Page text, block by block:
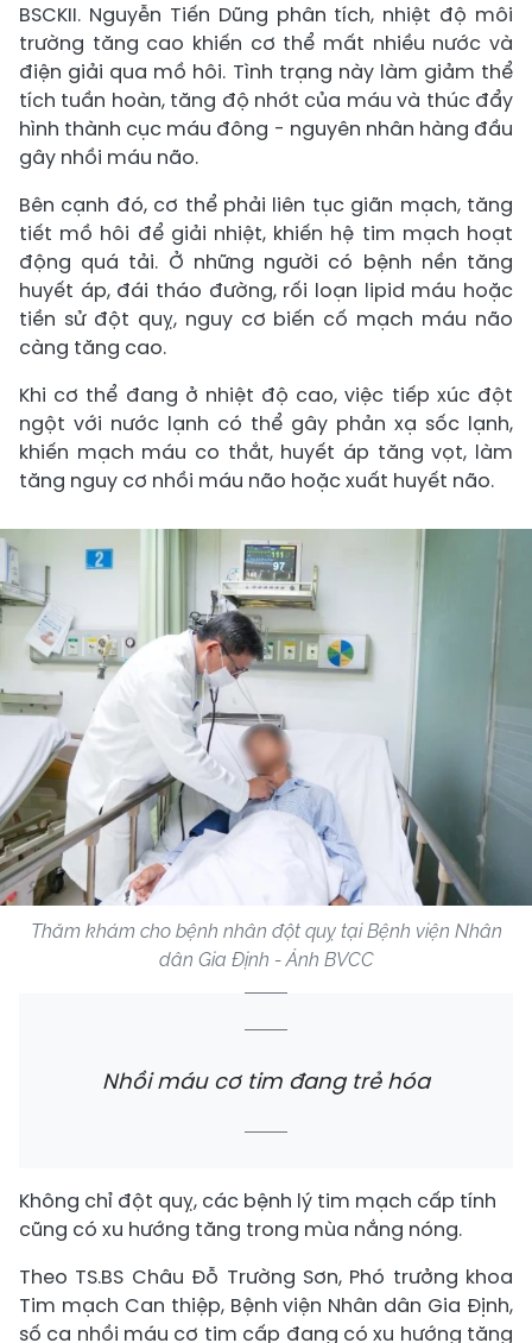
BSCKII. Nguyễn Tiến Dũng phân tích, nhiệt độ môi
trường tăng cao khiến cơ thể mất nhiều nước và
điện giải qua mồ hôi. Tình trạng này làm giảm thể
tích tuần hoàn, tăng độ nhớt của máu và thúc đẩy
hình thành cục máu đông - nguyên nhân hàng đầu
gây nhồi máu não.
Bên cạnh đó, cơ thể phải liên tục giãn mạch, tăng
tiết mồ hôi để giải nhiệt, khiến hệ tim mạch hoạt
động quá tải. Ở những người có bệnh nền tăng
huyết áp, đái tháo đường, rối loạn lipid máu hoặc
tiền sử đột quỵ, nguy cơ biến cố mạch máu não
càng tăng cao.
Khi cơ thể đang ở nhiệt độ cao, việc tiếp xúc đột
ngột với nước lạnh có thể gây phản xạ sốc lạnh,
khiến mạch máu co thắt, huyết áp tăng vọt, làm
tăng nguy cơ nhồi máu não hoặc xuất huyết não.
Thăm khám cho bệnh nhân đột quỵ tại Bệnh viện Nhân
dân Gia Định - Ảnh BVCC
Nhồi máu cơ tim đang trẻ hóa
Không chỉ đột quỵ, các bệnh lý tim mạch cấp tính
cũng có xu hướng tăng trong mùa nắng nóng.
Theo TS.BS Châu Đỗ Trường Sơn, Phó trưởng khoa
Tim mạch Can thiệp, Bệnh viện Nhân dân Gia Định,
số ca nhồi máu cơ tim cấp đang có xu hướng tăng